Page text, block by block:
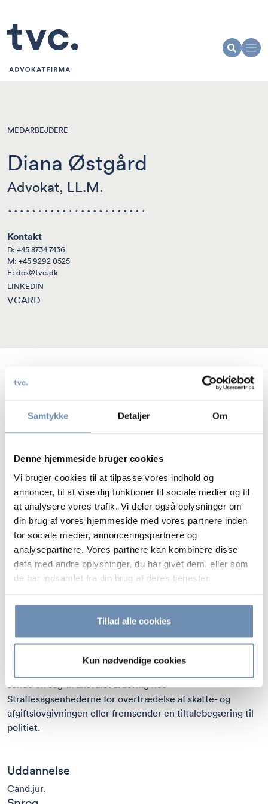
Samtykke Detaljer Om
Denne hjemmeside bruger cookies
Vi bruger cookies til at tilpasse vores indhold og
annoncer, til at vise dig funktioner til sociale medier og til
at analysere vores trafik. Vi deler også oplysninger om
din brug af vores hjemmeside med vores partnere inden
for sociale medier, annonceringspartnere og
analysepartnere. Vores partnere kan kombinere disse
data med andre oplysninger, du har givet dem, eller som
de har indsamlet fra din brug af deres tjenester.
Tillad alle cookies
Kun nødvendige cookies
MEDARBEJDERE
Diana Østgård
Advokat, LL.M.
Kontakt
D: +45 8734 7436
M: +45 9292 0525
E: dos@tvc.dk
LINKEDIN
VCARD
Diana Østgård er advokat i Skatteafdelingen i TVC
Skatteafdelingen yder juristerne rådgivning om
skat og
Skattestyrelsen, Skatteankestyrelsen, skatteankenævnene,
Juristerne i Skatteafdelingen med speciale indenforskatter
og afgifterhåndterer løbende mere end 1.500 skatte- og
afgiftssager på alle niveauer i systemet, herunder både
mindre og større skatte- og afgiftssager samt meget store
og komplekse sager. Dette for både privatpersoner og
erhvervsvirksomheder.
klagesystem og ved domstolene.
Desuden kan Diana håndtere eventuelle
, hvis Skatteforvaltningen vil
sende en sag til ansvarsvurdering hos
Straffesagsenhederne for overtrædelse af skatte- og
afgiftslovgivningen eller fremsender en tiltalebegæring til
politiet.
Uddannelse
Cand.jur.